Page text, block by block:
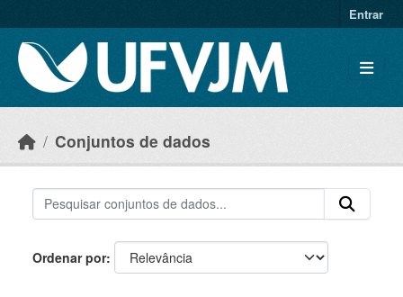
Entrar
Conjuntos de dados
Ordenar por